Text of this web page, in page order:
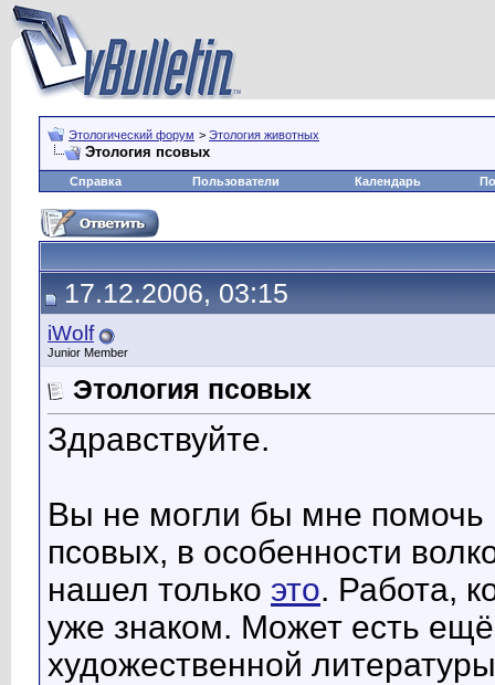
Этологический форум > Этология животных
Этология псовых
Справка Пользователи Календарь
17.12.2006, 03:15
iWolf
Junior Member
Этология псовых
Здравствуйте.
Вы не могли бы мне помочь
псовых, в особенности
нашел только это. Работа,
уже знаком. Может есть
художественной